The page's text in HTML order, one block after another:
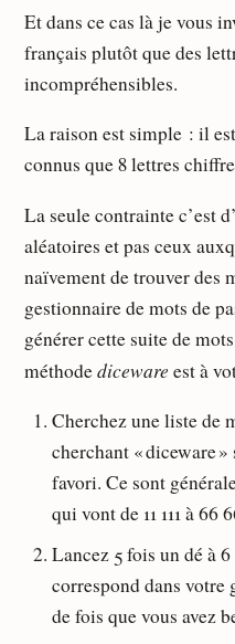
Et dans ce cas là je vous
français plutôt que des
incompréhensibles.
La raison est simple : il
connus que 8 lettres
La seule contrainte c’est
aléatoires et pas ceux
naïvement de trouver des
gestionnaire de mots de
générer cette suite de
méthodediceware est à
Cherchez une liste de
cherchant « diceware
favori. Ce sont
qui vont de 11 111 à 66
Lancez 5 fois un dé à
correspond dans
de fois que vous avez